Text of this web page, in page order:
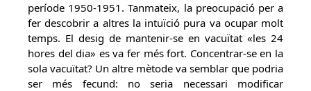
període 1950-1951. Tanmateix, la preocupació per a
fer descobrir a altres la intuïció pura va ocupar molt
temps. El desig de mantenir-se en vacuïtat «les 24
hores del dia» es va fer més fort. Concentrar-se en la
sola vacuïtat? Un altre mètode va semblar que podria
ser més fecund: no seria necessari modificar